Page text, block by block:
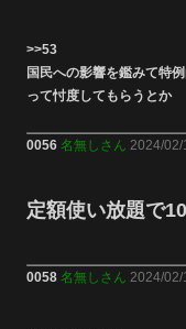
>>53
国民への影響を鑑みて特
って忖度してもらうとか
0056 名無しさん 2024/
定額使い放題で
0058 名無しさん 2024/